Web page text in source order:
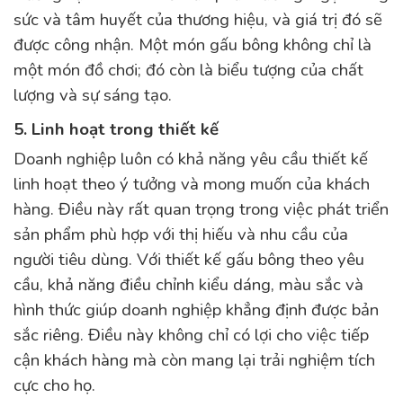
sức và tâm huyết của thương hiệu, và giá trị đó sẽ
được công nhận. Một món gấu bông không chỉ là
một món đồ chơi; đó còn là biểu tượng của chất
lượng và sự sáng tạo.
5. Linh hoạt trong thiết kế
Doanh nghiệp luôn có khả năng yêu cầu thiết kế
linh hoạt theo ý tưởng và mong muốn của khách
hàng. Điều này rất quan trọng trong việc phát triển
sản phẩm phù hợp với thị hiếu và nhu cầu của
người tiêu dùng. Với thiết kế gấu bông theo yêu
cầu, khả năng điều chỉnh kiểu dáng, màu sắc và
hình thức giúp doanh nghiệp khẳng định được bản
sắc riêng. Điều này không chỉ có lợi cho việc tiếp
cận khách hàng mà còn mang lại trải nghiệm tích
cực cho họ.